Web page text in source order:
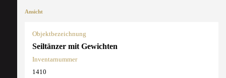
Ansicht
Objektbezeichnung
Seiltänzer mit Gewichten
Inventarnummer
1410